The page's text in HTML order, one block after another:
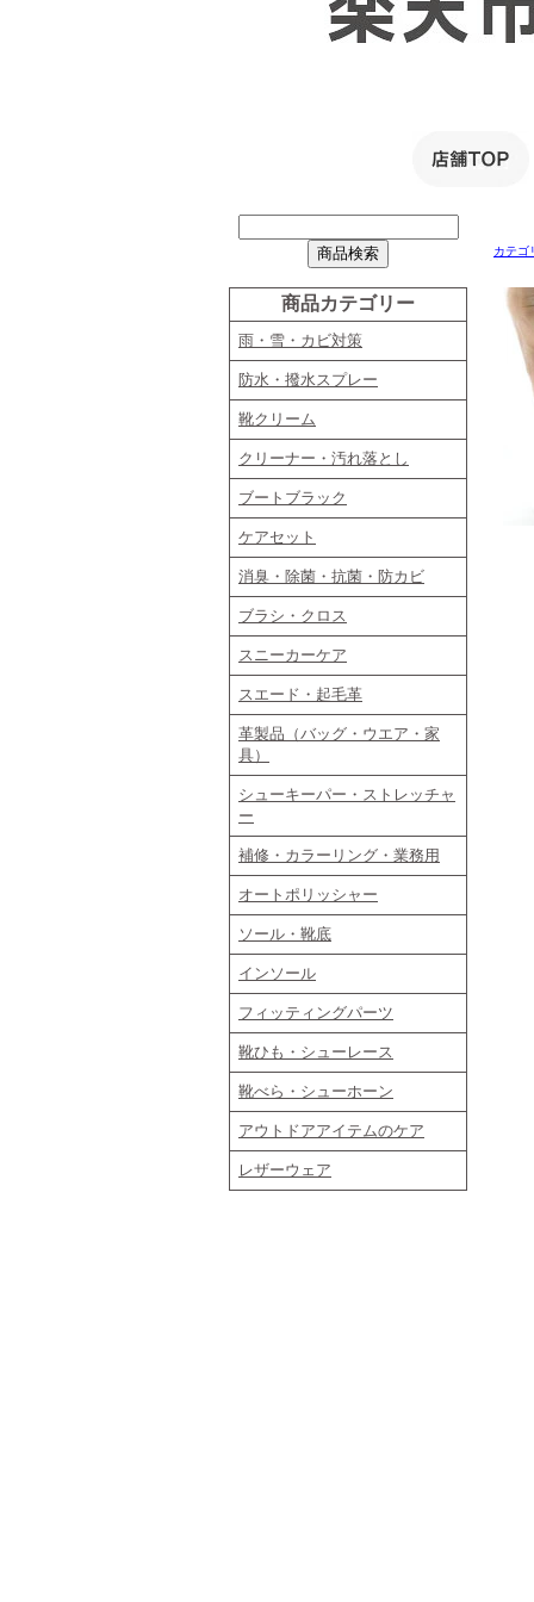
商品カテゴリー
雨・雪・カビ対策
防水・撥水スプレー
靴クリーム
クリーナー・汚れ落とし
ブートブラック
ケアセット
消臭・除菌・抗菌・防カビ
ブラシ・クロス
スニーカーケア
スエード・起毛革
革製品（バッグ・ウエア・家
具）
シューキーパー・ストレッチャ
ー
補修・カラーリング・業務用
オートポリッシャー
ソール・靴底
インソール
フィッティングパーツ
靴ひも・シューレース
靴べら・シューホーン
アウトドアアイテムのケア
レザーウェア
カテゴ